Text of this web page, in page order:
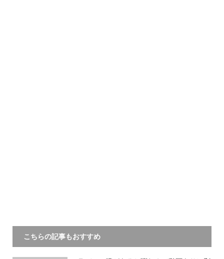
こちらの記事もおすすめ